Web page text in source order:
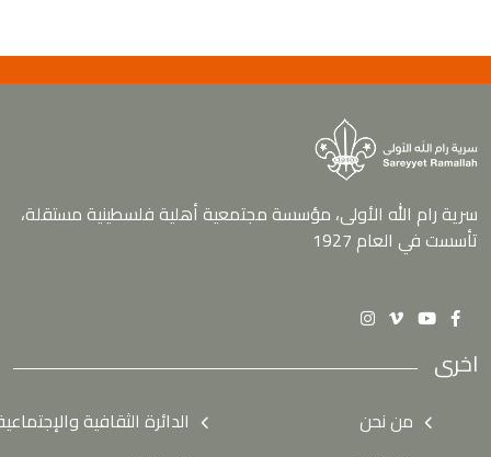
سرية رام الله الأولى، مؤسسة مجتمعية أهلية فلسطينية مستقلة،
تأسست في العام 1927
اخرى
من نحن
الدائرة الثقافية والإجتماعية